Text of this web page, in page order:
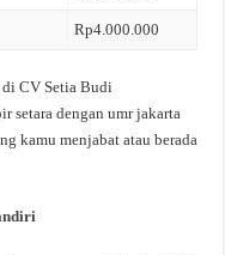
Rp4.000.000
CV Setia Budi
setara dengan umr jakarta
kamu menjabat atau berada